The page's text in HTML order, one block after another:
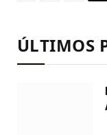
ÚLTIMOS